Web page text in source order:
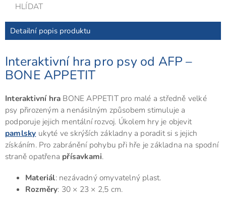
HLÍDAT
Detailní popis produktu
Interaktivní hra pro psy od AFP –
BONE APPETIT
Interaktivní hra BONE APPETIT pro malé a středně velké
psy přirozeným a nenásilným způsobem stimuluje a
podporuje jejich mentální rozvoj. Úkolem hry je objevit
pamlsky ukyté ve skrýších základny a poradit si s jejich
získáním. Pro zabránění pohybu při hře je základna na spodní
straně opatřena přísavkami.
Materiál: nezávadný omyvatelný plast.
Rozměry: 30 × 23 × 2,5 cm.